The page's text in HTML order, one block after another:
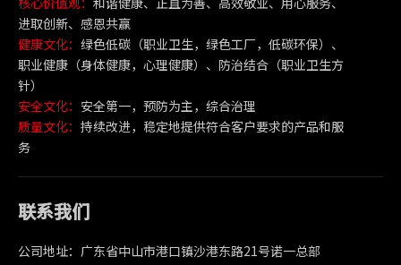
进取创新、感恩共赢
健康文化： 绿色低碳（职业卫生，绿色工厂，低碳环保）、
职业健康（身体健康，心理健康）、防治结合（职业卫生方
针）
安全文化： 安全第一，预防为主，综合治理
质量文化： 持续改进，稳定地提供符合客户要求的产品和服
务
联系我们
公司地址：广东省中山市港口镇沙港东路21号诺一总部